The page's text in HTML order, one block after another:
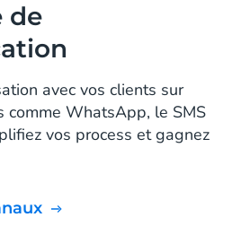
de
avec vos clients sur
comme WhatsApp, le SMS
vos process et gagnez